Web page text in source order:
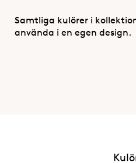
Samtliga kulörer i
använda i en egen design.